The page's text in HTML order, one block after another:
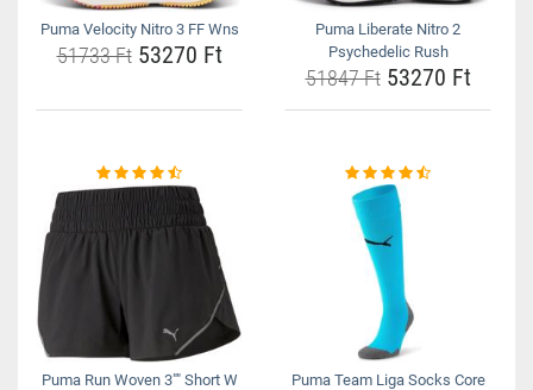
Puma Velocity Nitro 3 FF Wns
51733 Ft53270 Ft
Puma Liberate Nitro 2
Psychedelic Rush
51847 Ft53270 Ft
Puma Run Woven 3"" Short W Puma Team Liga Socks Core